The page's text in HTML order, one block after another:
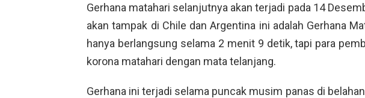
Gerhana matahari selanjutnya akan terjadi pada 14
akan tampak di Chile dan Argentina ini adalah Gerhana
hanya berlangsung selama 2 menit 9 detik, tapi para
korona matahari dengan mata telanjang.
Gerhana ini terjadi selama puncak musim panas di